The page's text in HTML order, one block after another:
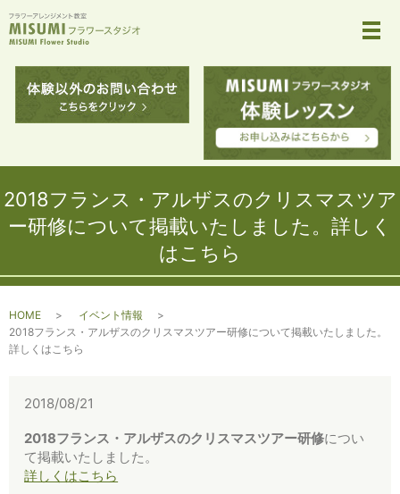
メ
2018フランス・アルザスのクリスマスツア
ー研修について掲載いたしました。詳しく
はこちら
HOME
イベント情報
2018フランス・アルザスのクリスマスツアー研修について掲載いたしました。
詳しくはこちら
2018/08/21
2018フランス・アルザスのクリスマスツアー研修につい
て掲載いたしました。
詳しくはこちら